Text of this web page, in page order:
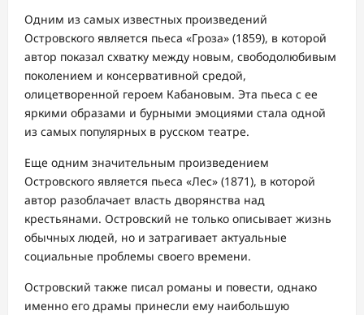
Одним из самых известных произведений
Островского является пьеса «Гроза» (1859), в которой
автор показал схватку между новым, свободолюбивым
поколением и консервативной средой,
олицетворенной героем Кабановым. Эта пьеса с ее
яркими образами и бурными эмоциями стала одной
из самых популярных в русском театре.
Еще одним значительным произведением
Островского является пьеса «Лес» (1871), в которой
автор разоблачает власть дворянства над
крестьянами. Островский не только описывает жизнь
обычных людей, но и затрагивает актуальные
социальные проблемы своего времени.
Островский также писал романы и повести, однако
именно его драмы принесли ему наибольшую